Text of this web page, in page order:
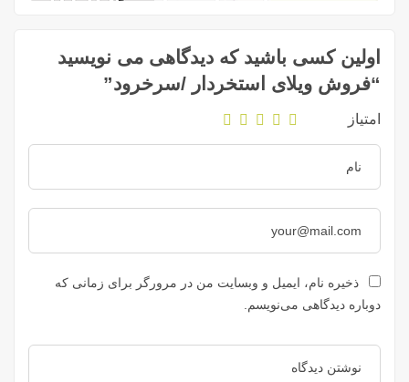
اولین کسی باشید که دیدگاهی می نویسید
“فروش ویلای استخردار /سرخرود”
امتیاز
ذخیره نام، ایمیل و وبسایت من در مرورگر برای زمانی که
دوباره دیدگاهی می‌نویسم.